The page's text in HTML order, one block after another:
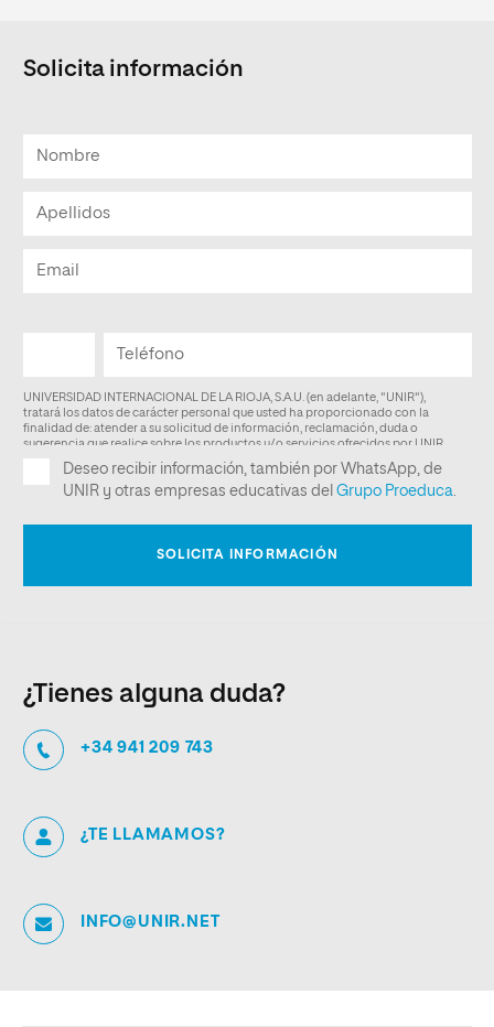
Solicita información
¿Tienes alguna duda?
+34 941 209 743
¿TE LLAMAMOS?
INFO@UNIR.NET